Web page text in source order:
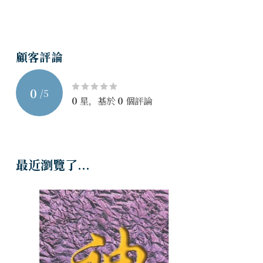
顧客評論
0 /5
0 星，基於0 個評論
最近瀏覽了...